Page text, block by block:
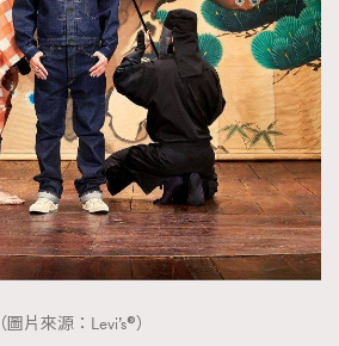
（圖片來源：Levi’s®）